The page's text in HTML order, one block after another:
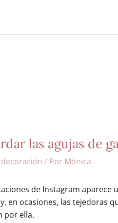
las agujas de
/ Por Mónica
de Instagram aparece
en ocasiones, las tejedoras
por ella.